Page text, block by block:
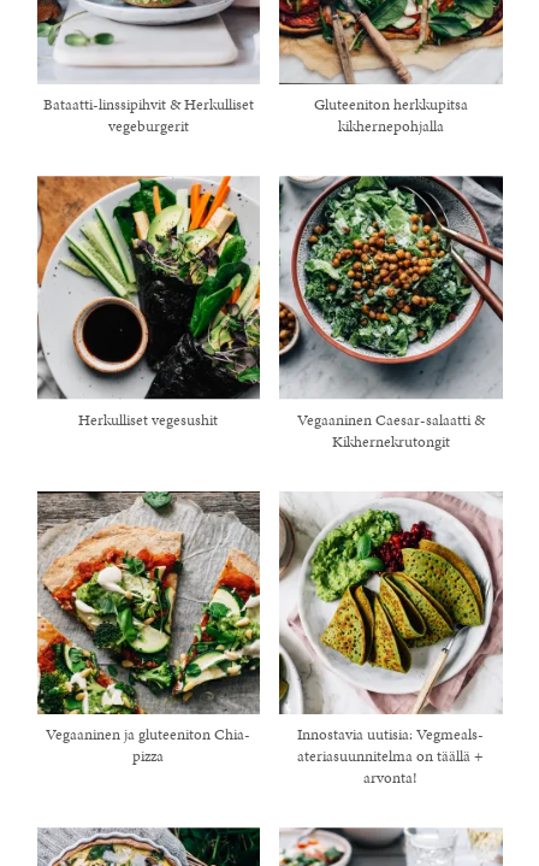
Bataatti-linssipihvit & Herkulliset
vegeburgerit
Gluteeniton herkkupitsa
kikhernepohjalla
Herkulliset vegesushit
Vegaaninen Caesar-salaatti &
Kikhernekrutongit
Vegaaninen ja gluteeniton Chia-
pizza
Innostavia uutisia: Vegmeals-
ateriasuunnitelma on täällä +
arvonta!